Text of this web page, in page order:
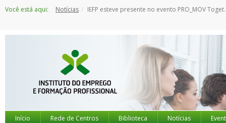
paraVocê está aqui: Notícias IEFP esteve presente no evento PRO_MOV Together
Início Rede de Centros Biblioteca Notícias